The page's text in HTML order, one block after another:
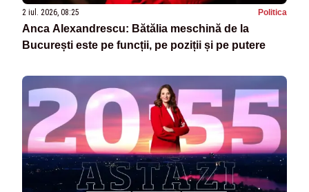
2 iul. 2026, 08:25 Politica
Anca Alexandrescu: Bătălia meschină de la
București este pe funcții, pe poziții și pe putere